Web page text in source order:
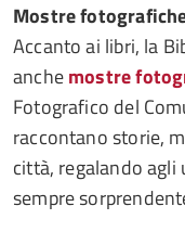
Mostre
Accanto ai libri, la
anchemostre
Fotografico del
raccontano storie,
città, regalando
sempre